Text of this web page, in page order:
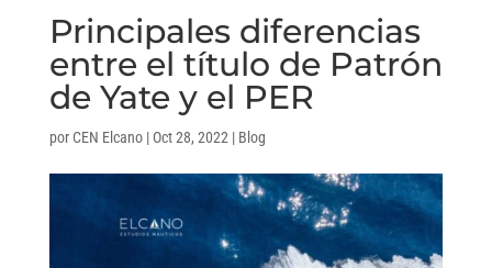
Principales diferencias
entre el título de Patrón
de Yate y el PER
por CEN Elcano| Oct 28, 2022 | Blog